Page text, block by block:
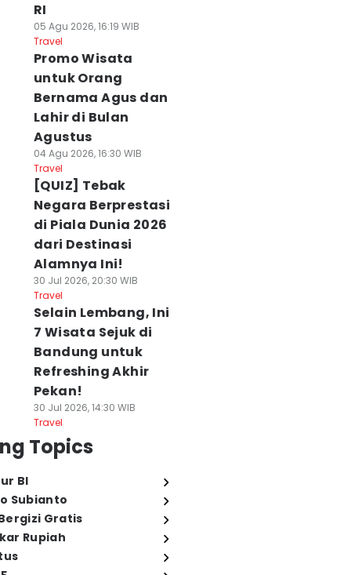
RI
05 Agu 2026, 16:19 WIB
Travel
Promo Wisata
untuk Orang
Bernama Agus dan
Lahir di Bulan
Agustus
04 Agu 2026, 16:30 WIB
Travel
[QUIZ] Tebak
Negara Berprestasi
di Piala Dunia 2026
dari Destinasi
Alamnya Ini!
30 Jul 2026, 20:30 WIB
Travel
Selain Lembang, Ini
7 Wisata Sejuk di
Bandung untuk
Refreshing Akhir
Pekan!
30 Jul 2026, 14:30 WIB
Travel
Topics
BI
Subianto
Gratis
Rupiah